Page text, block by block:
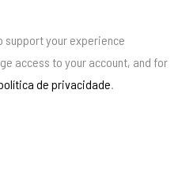
support your experience
access to your account, and for
de privacidade.